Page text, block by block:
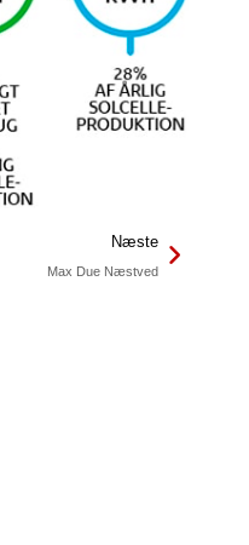
Næste
Max Due Næstved